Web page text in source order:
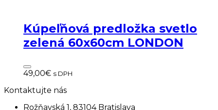
Kúpeľňová predložka svetlo
zelená 60x60cm LONDON
49,00€ s DPH
Kontaktujte nás
Rožňavská 1, 83104 Bratislava